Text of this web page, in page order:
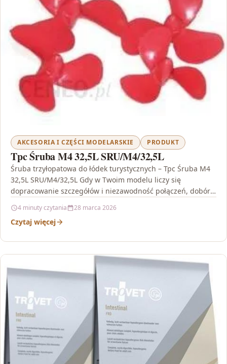
AKCESORIA I CZĘŚCI MODELARSKIE PRODUKT
Tpc Śruba M4 32,5L SRU/M4/32,5L
Śruba trzyłopatowa do łódek turystycznych – Tpc Śruba M4
32,5L SRU/M4/32,5L Gdy w Twoim modelu liczy się
dopracowanie szczegółów i niezawodność połączeń, dobór
4 minuty czytania 28 marca 2026
Czytaj więcej